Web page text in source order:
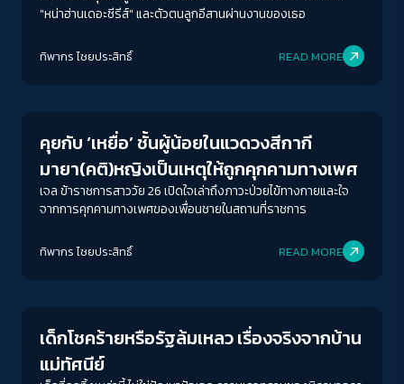
"หน่าฮ่านเดอะซีรีส์" และตัวตนลูกอีสานผ่านงานของเธอ
ทิพากร ไชย​ประสิทธิ์​ READ MORE
คุยกับ ‘เหยื่อ’ ชั้นผู้น้อยในแวดวงสีกากี
มายา(คติ)หญิงเป็นเหตุให้ถูกคุกคามทางเพศ
เจล ข้าราชการสาววัย 26 เปิดใจเล่าถึงภาวะป่วยไข้ทางกายและใจ
จากการคุกคามทางเพศของเพื่อนชายในสถานที่ราชการ
ทิพากร ไชย​ประสิทธิ์​ READ MORE
เด็กโชคร้ายหรือรัฐล้มเหลว เรื่องจริงจากบ้าน
แม่ทัศนีย์